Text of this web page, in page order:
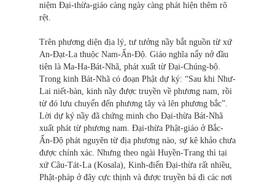
niệm Đại-thừa-giáo càng ngày càng phát hiện thêm rõ
rệt.
Trên phương diện địa lý, tư tưởng nầy bắt nguồn từ xứ
An-Đạt-La thuộc Nam-Ấn-Độ. Giáo nghĩa nẩy nở đầu
tiên là Ma-Ha-Bát-Nhã, phát xuất từ Đại-Chúng-bộ.
Trong kinh Bát-Nhã có đoạn Phật dự ký: “Sau khi Như-
Lai niết-bàn, kinh nầy được truyền về phương nam, rồi
từ đó lưu chuyển đến phương tây và lên phương bắc”.
Lời dự ký nầy đã chứng minh cho Đại-thừa Bát-Nhã
xuất phát từ phương nam. Đại-thừa Phật-giáo ở Bắc-
Ấn-Độ phát nguyên từ địa phương nào, sự kê khảo chưa
được chính xác. Nhưng theo ngài Huyền-Trang thì tại
xứ Câu-Tát-La (Kosala), Kinh-điển Đại-thừa rất nhiều,
Phật-pháp ở đây cực thịnh và được truyền bá đi các nơi